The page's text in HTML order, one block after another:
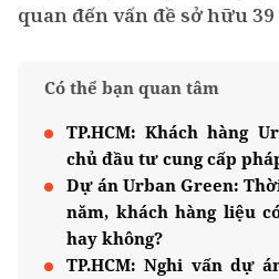
quan đến vấn đề sở hữu
Có thể bạn quan tâm
TP.HCM: Khách hàng
chủ đầu tư cung cấp
Dự án Urban Green:
năm, khách hàng liệu
hay không?
TP.HCM: Nghi vấn dự